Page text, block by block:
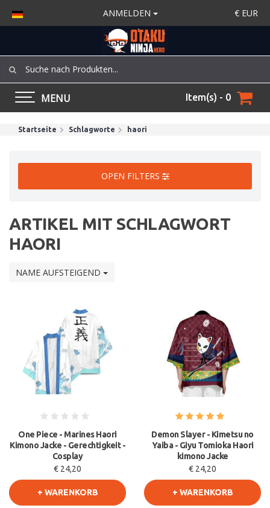
ANMELDEN € EUR
MENU Item(s) - 0
Startseite Schlagworte haori
OPEN FILTERS
ARTIKEL MIT SCHLAGWORT
HAORI
NAME AUFSTEIGEND
One Piece - Marines Haori
Kimono Jacke - Gerechtigkeit -
Cosplay
€ 24,20
+ WARENKORB
Demon Slayer - Kimetsu no
Yaiba - Giyu Tomioka Haori
kimono Jacke
€ 24,20
+ WARENKORB